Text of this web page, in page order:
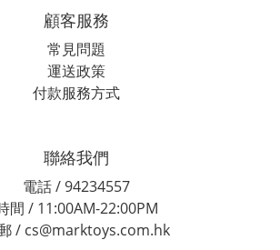
顧客服務
常見問題
運送政策
付款服務方式
聯絡我們
電話 / 94234557
間 / 11:00AM-22:00PM
/ cs@marktoys.com.hk